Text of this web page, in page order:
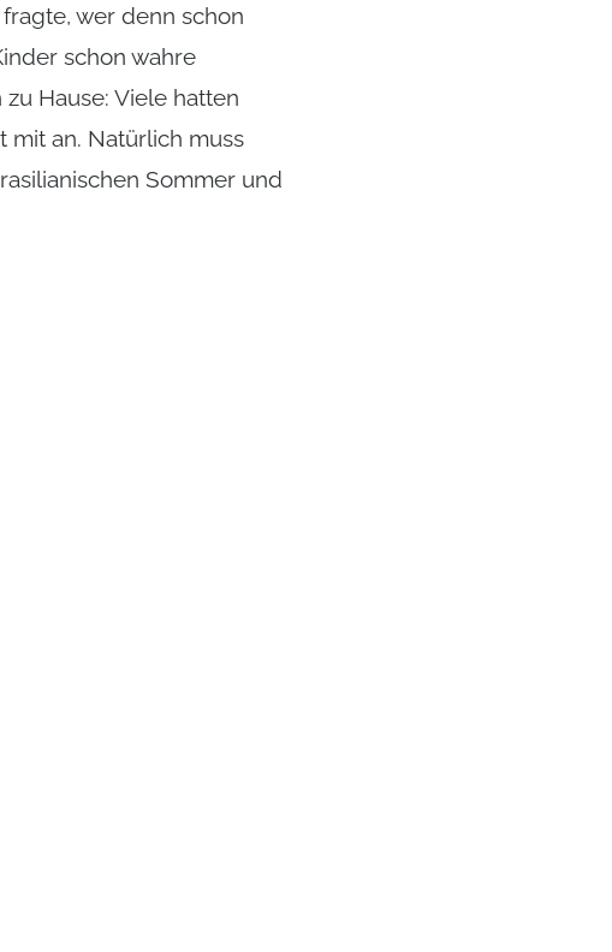
wer denn schon
schon wahre
Hause: Viele hatten
mit an. Natürlich muss
Sommer und